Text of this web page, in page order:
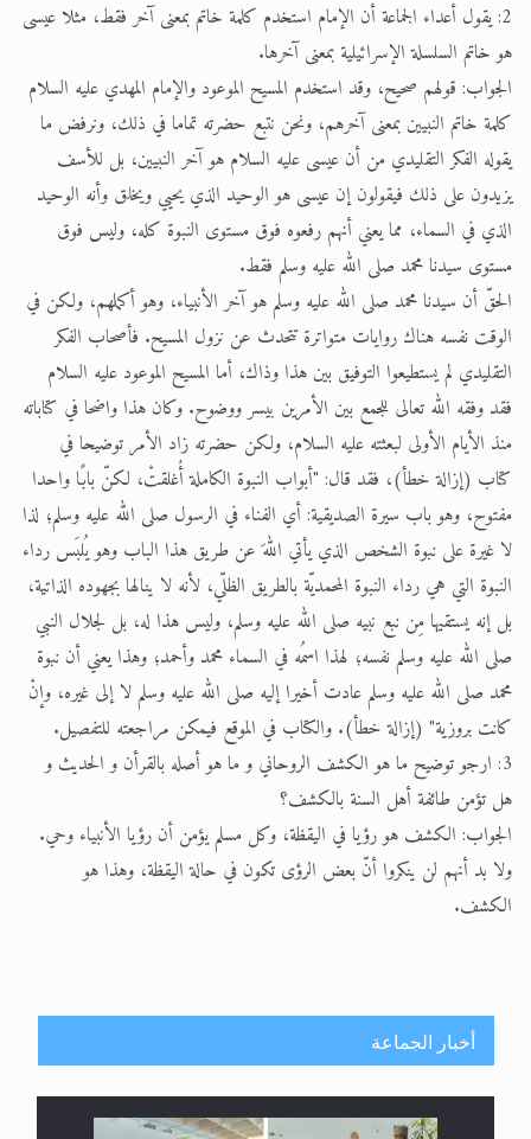
2: يقول أعداء الجماعة أن الإمام استخدم كلمة خاتم بمعنى آخر فقط، مثلا عيسى
هو خاتم السلسلة الإسرائيلية بمعنى آخرها.
الجواب: قولهم صحيح، وقد استخدم المسيح الموعود والإمام المهدي عليه السلام
كلمة خاتم النبيين بمعنى آخرهم، ونحن نتبع حضرته تماما في ذلك، ونرفض ما
يقوله الفكر التقليدي من أن عيسى عليه السلام هو آخر النبيين، بل للأسف
يزيدون على ذلك فيقولون إن عيسى هو الوحيد الذي يحيي ويخلق وأنه الوحيد
الذي في السماء، مما يعني أنهم رفعوه فوق مستوى النبوة كله، وليس فوق
مستوى سيدنا محمد صلى الله عليه وسلم فقط.
الحقّ أن سيدنا محمد صلى الله عليه وسلم هو آخر الأنبياء، وهو أكملهم، ولكن في
الوقت نفسه هناك روايات متواترة تتحدث عن نزول المسيح. فأصحاب الفكر
التقليدي لم يستطيعوا التوفيق بين هذا وذاك، أما المسيح الموعود عليه السلام
فقد وفقه الله تعالى للجمع بين الأمرين بيسر ووضوح. وكان هذا واضحا في كتاباته
منذ الأيام الأولى لبعثته عليه السلام، ولكن حضرته زاد الأمر توضيحا في
كتاب (إزالة خطأ)، فقد قال: "أبواب النبوة الكاملة أُغلقتْ، لكنّ بابًا واحدا
مفتوح، وهو باب سيرة الصديقية: أي الفناء في الرسول صلى الله عليه وسلم؛ لذا
لا غيرة على نبوة الشخص الذي يأتي اللهَ عن طريق هذا الباب وهو يُلبَس رداء
النبوة التي هي رداء النبوة المحمديّة بالطريق الظلّي، لأنه لا ينالها بجهوده الذاتية،
بل إنه يستقيها مِن نبع نبيه صلى الله عليه وسلم، وليس هذا له، بل لجلال النبي
صلى الله عليه وسلم نفسه؛ لهذا اسمُه في السماء محمد وأحمد؛ وهذا يعني أن نبوة
محمد صلى الله عليه وسلم عادت أخيرا إليه صلى الله عليه وسلم لا إلى غيره، وإنْ
كانت بروزية" (إزالة خطأ). والكتاب في الموقع فيمكن مراجعته للتفصيل.
3: ارجو توضيح ما هو الكشف الروحاني و ما هو أصله بالقرأن و الحديث و
هل تؤمن طائفة أهل السنة بالكشف؟
الجواب: الكشف هو رؤيا في اليقظة، وكل مسلم يؤمن أن رؤيا الأنبياء وحي.
ولا بد أنهم لن ينكروا أنّ بعض الرؤى تكون في حالة اليقظة، وهذا هو
الكشف.
أخبار الجماعة